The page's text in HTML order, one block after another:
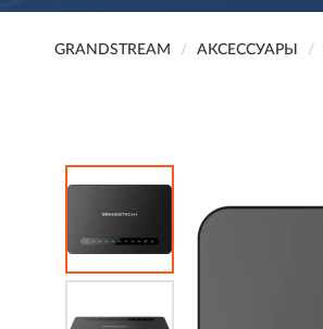
GRANDSTREAM АКСЕССУАРЫ